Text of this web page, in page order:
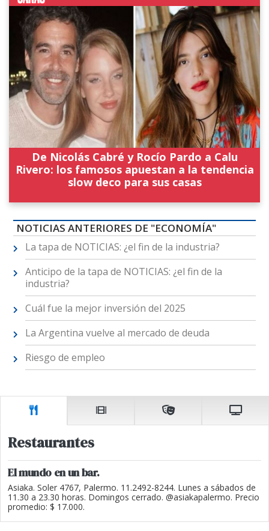
De Nicolás Cabré y Rocío Pardo a Calu
Rivero: los famosos apuestan a la tendencia
slow deco para sus casas
NOTICIAS ANTERIORES DE "ECONOMÍA"
La tapa de NOTICIAS: ¿el fin de la industria?
Anticipo de la tapa de NOTICIAS: ¿el fin de la
industria?
Cuál fue la mejor inversión del 2025
La Argentina vuelve al mercado de deuda
Riesgo de empleo
Restaurantes
El mundo en un bar.
Asiaka. Soler 4767, Palermo. 11.2492-8244. Lunes a sábados de
11.30 a 23.30 horas. Domingos cerrado. @asiakapalermo. Precio
promedio: $ 17.000.